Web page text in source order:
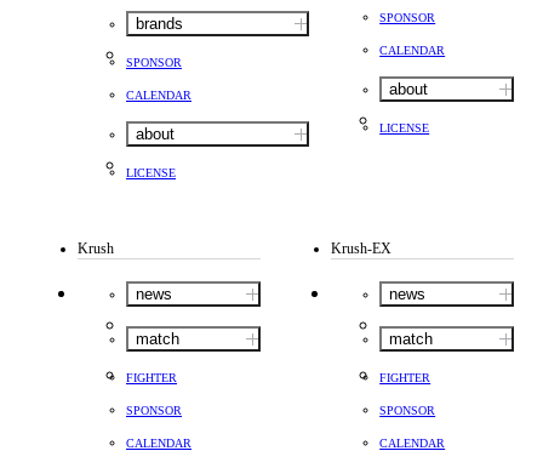
brands
SPONSOR
CALENDAR
about
LICENSE
SPONSOR
CALENDAR
about
LICENSE
Krush
news
match
FIGHTER
SPONSOR
CALENDAR
Krush-EX
news
match
FIGHTER
SPONSOR
CALENDAR